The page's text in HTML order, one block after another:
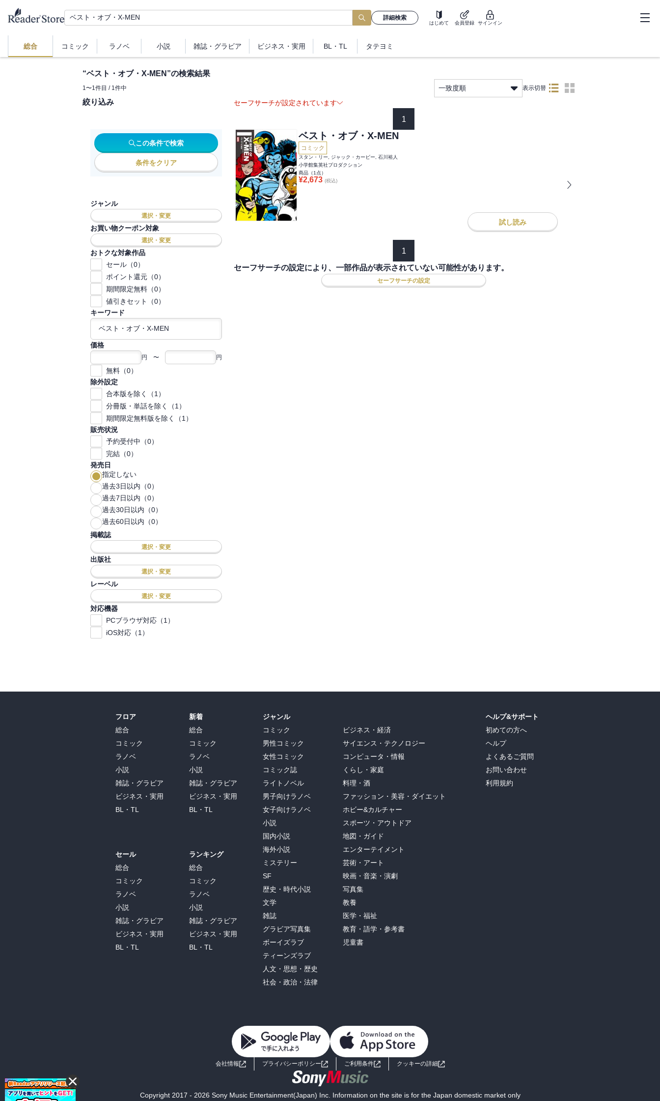
詳細検索
はじめて 会員登録 サインイン
総合 コミック ラノベ 小説 雑誌・ グラビア ビジネス ・実用 BL・TL タテヨミ
“ベスト・オブ・X-MEN ”の検索結果
1〜1件目 / 1件中 一致度順 表示切替
絞り込み
この条件で検索
条件をクリア
ジャンル
選択・変更
お買い物クーポン対象
選択・変更
おトクな対象作品
セール（0）
ポイント還元（0）
期間限定無料（0）
値引きセット（0）
キーワード
価格
円 〜 円
無料（0）
除外設定
合本版を除く（1）
分冊版・単話を除く（1）
期間限定無料版を除く（1）
販売状況
予約受付中（0）
完結（0）
発売日
指定しない
過去3日以内（0）
過去7日以内（0）
過去30日以内（0）
過去60日以内（0）
掲載誌
選択・変更
出版社
選択・変更
レーベル
選択・変更
対応機器
PCブラウザ対応（1）
iOS対応（1）
セーフサーチが設定されています
1
ベスト・オブ・X-MEN
コミック
スタン・リー, ジャック・カービー, 石川裕人
小学館集英社プロダクション
商品（1 点）
¥2,673 (税込)
試し読み
1
セーフサーチの設定により、一部作品が表示されていない可能性があります。
セーフサーチの設定
フロア
総合
コミック
ラノベ
小説
雑誌・グラビア
ビジネス・実用
BL・TL
セール
総合
コミック
ラノベ
小説
雑誌・グラビア
ビジネス・実用
BL・TL
新着
総合
コミック
ラノベ
小説
雑誌・グラビア
ビジネス・実用
BL・TL
ランキング
総合
コミック
ラノベ
小説
雑誌・グラビア
ビジネス・実用
BL・TL
ジャンル
コミック
男性コミック
女性コミック
コミック誌
ライトノベル
男子向けラノベ
女子向けラノベ
小説
国内小説
海外小説
ミステリー
SF
歴史・時代小説
文学
雑誌
グラビア写真集
ボーイズラブ
ティーンズラブ
人文・思想・歴史
社会・政治・法律
ビジネス・経済
サイエンス・テクノロジー
コンピュータ・情報
くらし・家庭
料理・酒
ファッション・美容・ダイエット
ホビー&カルチャー
スポーツ・アウトドア
地図・ガイド
エンターテイメント
芸術・アート
映画・音楽・演劇
写真集
教養
医学・福祉
教育・語学・参考書
児童書
ヘルプ&サポート
初めての方へ
ヘルプ
よくあるご質問
お問い合わせ
利用規約
会社情報 プライバシーポリシー ご利用条件 クッキーの詳細
Copyright 2017 - 2026 Sony Music Entertainment(Japan) Inc. Information on the site is for the Japan domestic market only